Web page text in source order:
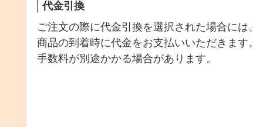
代金引換
ご注文の際に代金引換を選択された場合には、
商品の到着時に代金をお支払いいただきます。
手数料が別途かかる場合があります。